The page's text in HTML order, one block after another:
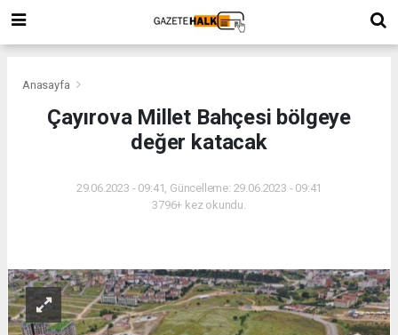
Anasayfa
Çayırova Millet Bahçesi bölgeye
değer katacak
29.06.2023 - 09:41, Güncelleme: 29.06.2023 - 09:41
3796+ kez okundu.